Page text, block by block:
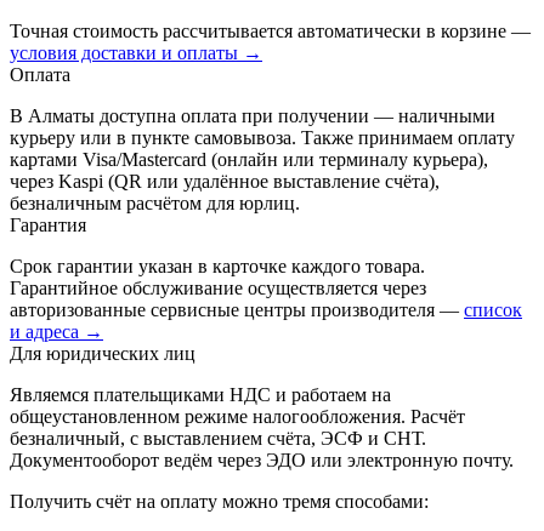
Точная стоимость рассчитывается автоматически в корзине —
условия доставки и оплаты →
Оплата
В Алматы доступна оплата при получении — наличными
курьеру или в пункте самовывоза. Также принимаем оплату
картами Visa/Mastercard (онлайн или терминалу курьера),
через Kaspi (QR или удалённое выставление счёта),
безналичным расчётом для юрлиц.
Гарантия
Срок гарантии указан в карточке каждого товара.
Гарантийное обслуживание осуществляется через
авторизованные сервисные центры производителя — список
и адреса →
Для юридических лиц
Являемся плательщиками НДС и работаем на
общеустановленном режиме налогообложения. Расчёт
безналичный, с выставлением счёта, ЭСФ и СНТ.
Документооборот ведём через ЭДО или электронную почту.
Получить счёт на оплату можно тремя способами: